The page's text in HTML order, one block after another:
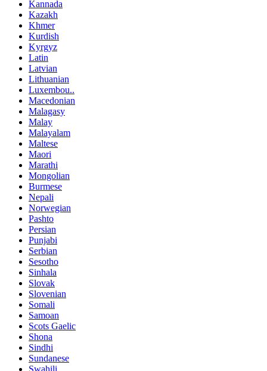
Kannada
Kazakh
Khmer
Kurdish
Kyrgyz
Latin
Latvian
Lithuanian
Luxembou..
Macedonian
Malagasy
Malay
Malayalam
Maltese
Maori
Marathi
Mongolian
Burmese
Nepali
Norwegian
Pashto
Persian
Punjabi
Serbian
Sesotho
Sinhala
Slovak
Slovenian
Somali
Samoan
Scots Gaelic
Shona
Sindhi
Sundanese
Swahili